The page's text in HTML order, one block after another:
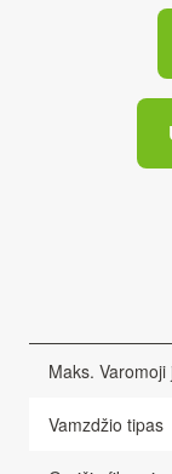
Maks. Varomoji
Vamzdžio tipas